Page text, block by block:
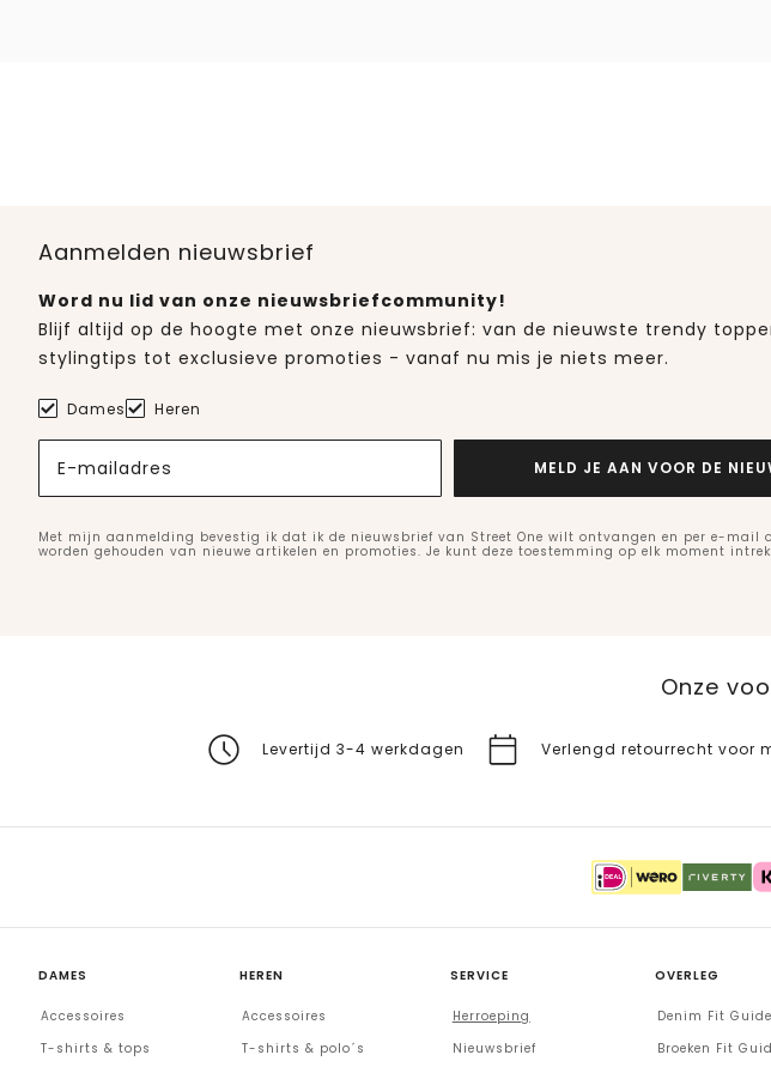
Aanmelden nieuwsbrief
Word nu lid van onze nieuwsbriefcommunity!
Blijf altijd op de hoogte met onze nieuwsbrief: van de nieuwste trendy
stylingtips tot exclusieve promoties - vanaf nu mis je niets meer.
Dames Heren
E-mailadres MELD JE AAN VOOR DE
Met mijn aanmelding bevestig ik dat ik de nieuwsbrief van Street One wilt ontvangen en per e-mail
worden gehouden van nieuwe artikelen en promoties. Je kunt deze toestemming op elk moment
Onze
Levertijd 3-4 werkdagen Verlengd retourrecht voor
DAMES
Accessoires
T-shirts & tops
HEREN
Accessoires
T-shirts & polo´s
SERVICE
Herroeping
Nieuwsbrief
OVERLEG
Denim Fit
Broeken Fit